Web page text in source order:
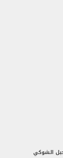
الشوكي